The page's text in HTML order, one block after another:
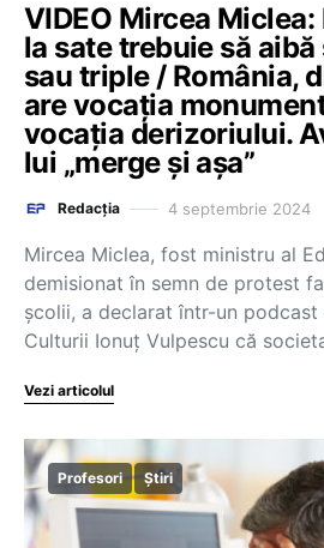
VIDEO Mircea
la sate trebuie să
sau triple / România,
are vocația
vocația derizoriului.
lui „merge și așa”
Redacția 4 septembrie 2024
Mircea Miclea, fost ministru al
demisionat în semn de protest
școlii, a declarat într-un
Culturii Ionuț Vulpescu că
Vezi articolul
Profesori Știri